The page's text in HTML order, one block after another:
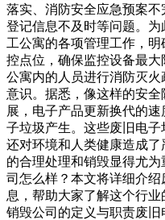
落实、消防安全应急预案
登记信息不及时等问题。
工公寓的各项管理工作，
控点位，确保监控设备最
公寓内的人员进行消防灭
意识。据悉，像这样的安
展，电子产品更新换代的
子垃圾产生。这些废旧电子
还对环境和人类健康造成
的合理处理和销毁显得尤
司怎么样？本文将详细介
息，帮助大家了解这个行
销毁公司的定义与职责废